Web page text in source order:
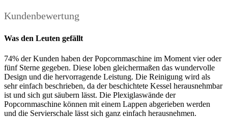
Kundenbewertung
Was den Leuten gefällt
74% der Kunden haben der Popcornmaschine im Moment vier oder
fünf Sterne gegeben. Diese loben gleichermaßen das wundervolle
Design und die hervorragende Leistung. Die Reinigung wird als
sehr einfach beschrieben, da der beschichtete Kessel herausnehmbar
ist und sich gut säubern lässt. Die Plexiglaswände der
Popcornmaschine können mit einem Lappen abgerieben werden
und die Servierschale lässt sich ganz einfach herausnehmen.